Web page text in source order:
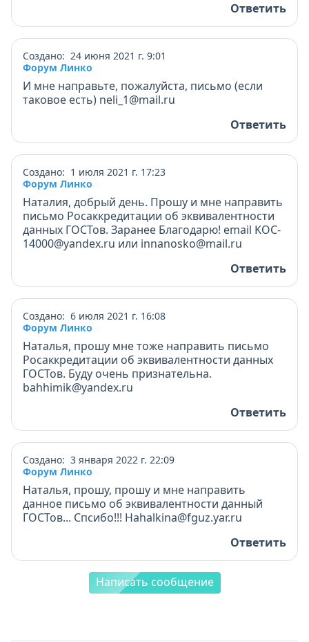
Ответить
Создано: 24 июня 2021 г. 9:01
Форум Линко
И мне направьте, пожалуйста, письмо (если
таковое есть) neli_1@mail.ru
Ответить
Создано: 1 июля 2021 г. 17:23
Форум Линко
Наталия, добрый день. Прошу и мне направить
письмо Росаккредитации об эквивалентности
данных ГОСТов. Заранее Благодарю! email KOC-
14000@yandex.ru или innanosko@mail.ru
Ответить
Создано: 6 июля 2021 г. 16:08
Форум Линко
Наталья, прошу мне тоже направить письмо
Росаккредитации об эквивалентности данных
ГОСТов. Буду очень признательна.
bahhimik@yandex.ru
Ответить
Создано: 3 января 2022 г. 22:09
Форум Линко
Наталья, прошу, прошу и мне направить
данное письмо об эквивалентности данный
ГОСТов... Спсибо!!! Hahalkina@fguz.yar.ru
Ответить
Написать сообщение